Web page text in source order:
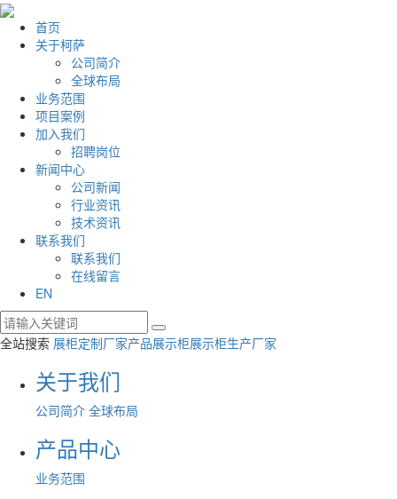
首页
关于柯萨
公司简介
全球布局
业务范围
项目案例
加入我们
招聘岗位
新闻中心
公司新闻
行业资讯
技术资讯
联系我们
联系我们
在线留言
EN
全站搜索 展柜定制厂家产品展示柜展示柜生产厂家
关于我们
公司简介 全球布局
产品中心
业务范围